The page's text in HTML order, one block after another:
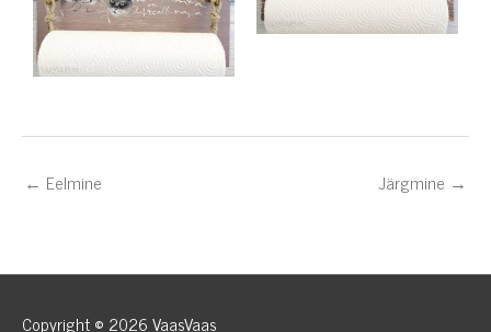
← Eelmine Järgmine →
Copyright © 2026 VaasVaas